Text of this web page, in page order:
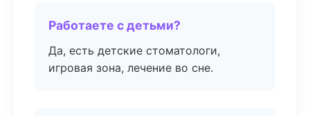
Работаете с детьми?
Да, есть детские стоматологи,
игровая зона, лечение во сне.